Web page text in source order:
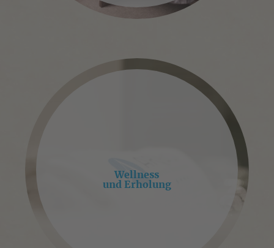
Wellness
und Erholung